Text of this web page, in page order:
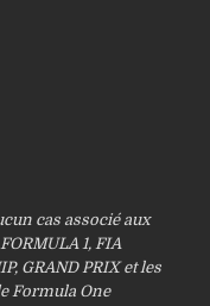
cas associé aux
1, FIA
GRAND PRIX et les
Formula One